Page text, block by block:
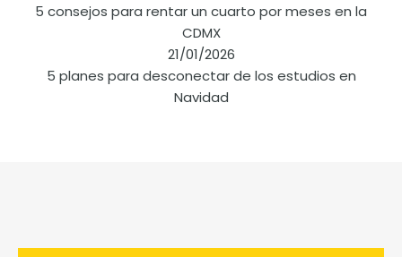
5 consejos para rentar un cuarto por meses en la
CDMX
21/01/2026
5 planes para desconectar de los estudios en
Navidad